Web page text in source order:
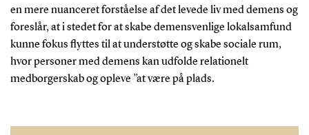
en mere nuanceret forståelse af det levede liv med demens og
foreslår, at i stedet for at skabe demensvenlige lokalsamfund
kunne fokus flyttes til at understøtte og skabe sociale rum,
hvor personer med demens kan udfolde relationelt
medborgerskab og opleve ”at være på plads.